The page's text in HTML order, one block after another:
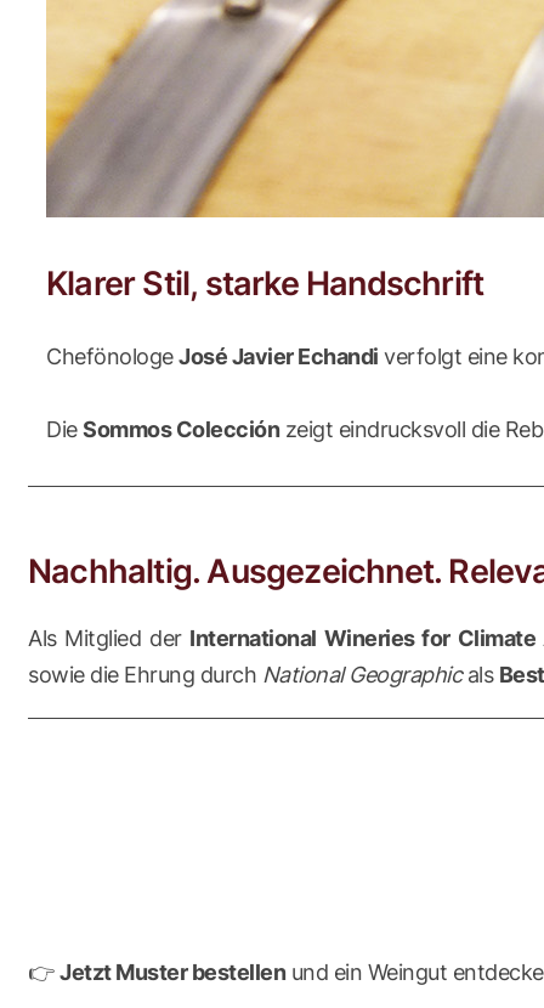
Klarer Stil, starke Handschrift
ChefönologeJosé Javier Echandi verfolgt eine
DieSommos Colecciónzeigt eindrucksvoll die
Nachhaltig. Ausgezeichnet.
Als Mitglied der International Wineries for Climate
sowie die Ehrung durch National Geographicals
👉Jetzt Muster bestellenund ein Weingut